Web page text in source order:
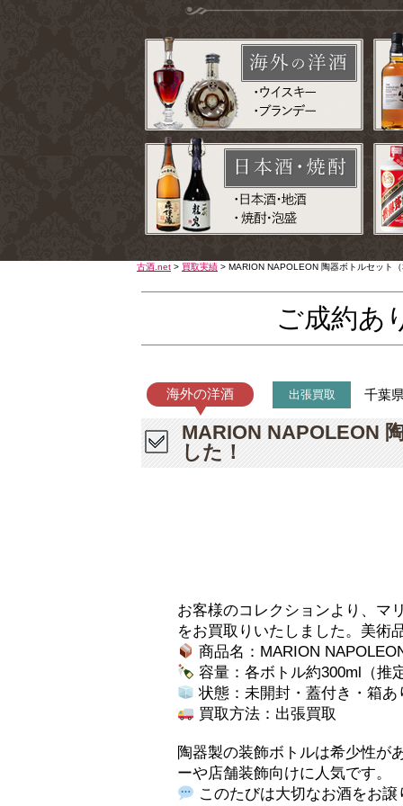
古酒.net > 買取実績 > MARION NAPOLEON 陶器ボトルセット
ご成約あ
海外の洋酒 出張買取 千葉
MARION NAPOLEON
した！
お客様のコレクションより、マ
をお買取りいたしました。美術
商品名：MARION
容量：各ボトル約300ml（推
状態：未開封・蓋付き・箱あ
買取方法：出張買取
陶器製の装飾ボトルは希少性が
ーや店舗装飾向けに人気です。
このたびは大切なお酒をお